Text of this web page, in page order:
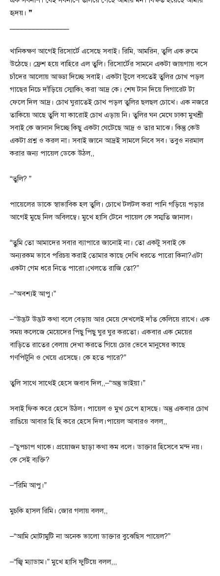
হৃদয়। ❞
খানিকক্ষণ আগেই রিসোর্টে এসেছে সবাই। রিমি, আমরিন, তুলি এক রুমে
উঠেছে। ফ্রেশ হয়ে বাহিরে এল তুলি। রিসোর্টের সামনে একটা জায়গায় বসে
চাঁদের আলোয় আড্ডা দিচ্ছে সবাই। একটা টুলে বসতেই তুলির চোখ পড়ল
গাছের নিচে দাঁড়িয়ে স্মোকিং করা আদ্র কে। শেষ টান দিয়ে সিগারেট টা
ফেলে দিল আদ্র। চোখ ঘুরাতেই চোখ পড়ল তুলির ছলছল চোখে। এক নজরে
তাকিয়ে আছে তুলি যা কারোই চোখ এড়ায় নি। তুলির ঘন মেঘে ঢাকা মুখশ্রী
সবাই কে জানান দিচ্ছে কিছু একটা ঘেটেছে আদ্র ও তার মাঝে। কিন্তু কেউ
একটা প্রশ্ন ও করল না। সবাই জানে আদ্রই সামলে নিবে সব। তবুও নরমাল
করার জন্য পায়েল ডেকে উঠল,,
“তুলি? ”
পায়েলের ডাকে স্বাভাবিক হল তুলি। চোখে টলটল করা পানি গড়িয়ে পড়ার
আগেই মুছে নিল অবিলম্বে। মুখে হাসি টেনে পায়েল কে সম্মতি জানাল।
“তুৃমি তো আমাদের সবার ব্যাপারে জানোই না। তো একটু সবাই কে
অন্যরকম ভাবে পরিচয় করাই তোমার কাছে দেখি ধরতে পারো কিনা?এটা
একটা গেম ধরে নিতে পারো।খেলতে রাজি তো?”
–“অবশ্যই আপু।”
–“উদ্ভট উদ্ভট কথা বলে বেড়ায় আর মেয়ে দেখলেই দাঁত কেলিয়ে রাখে। এক
সময় কলেজে মেয়েদের পিছু পিছু ঘুর ঘুর করতো। একবার এক মেয়ের
বাড়িতে রাতের বেলায় দেখা করতে গিয়ে চোর ভেবে মানুষের কাছে
গণপিটুনি ও খেয়ে এসেছে। কে হতে পারে?”
তুলি সাথে সাথেই হেসে জবাব দিল,,–“অন্তু ভাইয়া।”
সবাই ফিক করে হেসে উঠল। পায়েল ও মুখ চেপে হাসছে। অন্তু একবার চোখ
রাঙিয়ে আবার হি হি করে হেসে দিল।পায়েল আবারও বলল,,
–“চুপচাপ থাকে। প্রয়োজন ছাড়া কথা কম বলে। ডাক্তার হিসেবে মন্দ নয়।
কে সেই ব্যক্তি?
–“রিমি আপু।”
মুচকি হাসল রিমি। জোর গলায় বলল,,
–“আমি মোটামুটি না অনেক ভালো ডাক্তার বুঝেছিস পায়েল?”
–“জ্বি ম্যাডাম।” মুখে হাসি ফুটিয়ে বলল,,,